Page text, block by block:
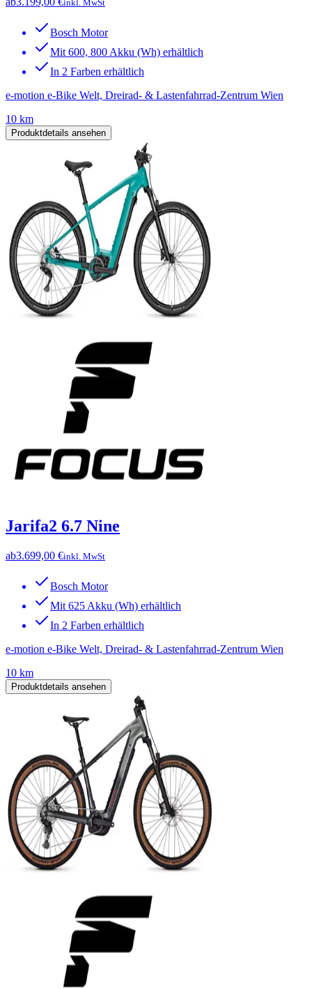
inkl. MwSt
Bosch Motor
Mit 600, 800 Akku (Wh) erhältlich
In 2 Farben erhältlich
e-motion e-Bike Welt, Dreirad- & Lastenfahrrad-Zentrum Wien
10 km
Produktdetails ansehen
Jarifa2 6.7 Nine
ab3.699,00 €inkl. MwSt
Bosch Motor
Mit 625 Akku (Wh) erhältlich
In 2 Farben erhältlich
e-motion e-Bike Welt, Dreirad- & Lastenfahrrad-Zentrum Wien
10 km
Produktdetails ansehen